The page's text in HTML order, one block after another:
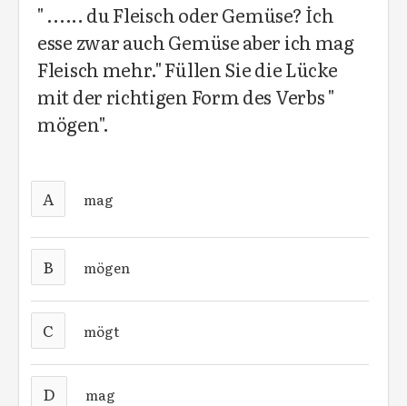
" ...... du Fleisch oder Gemüse? İch
esse zwar auch Gemüse aber ich mag
Fleisch mehr." Füllen Sie die Lücke
mit der richtigen Form des Verbs "
mögen".
A mag
B mögen
C mögt
D mag